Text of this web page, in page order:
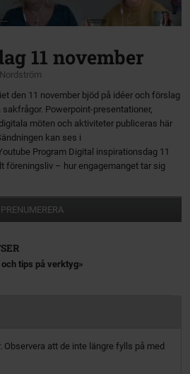
11 november
den 11 november bjöd på idéer och förslag
Powerpoint-presentationer,
möten och aktiviteter publiceras här
kan ses i
Program Digital inspirationsdag 11
föreningsliv – hur engagemanget tar sig
PRENUMERERA
och tips på verktyg
Observera att de inte längre fylls på med